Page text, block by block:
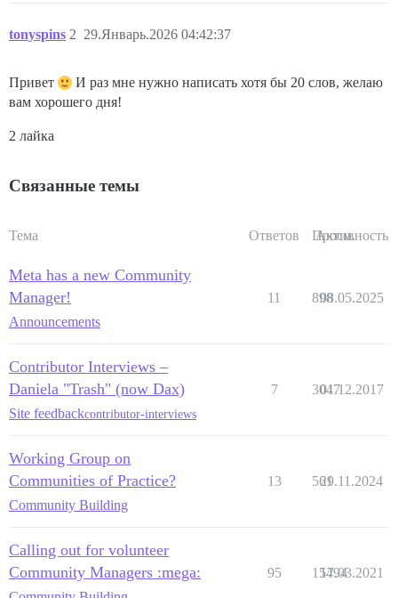
tonyspins 29.Январь.2026 04:42:37
2
Привет
И раз мне нужно написать хотя бы 20 слов, желаю
вам хорошего дня!
2 лайка
Связанные темы
Тема Ответов Просм.
Активность
Meta has a new Community
Manager!
Announcements
11 898
08.05.2025
Contributor Interviews –
Daniela "Trash" (now Dax)
Site feedbackcontributor-interviews
7 3047
01.12.2017
Working Group on
Communities of Practice?
Community Building
13 561
29.11.2024
Calling out for volunteer
Community Managers :mega:
95 15494
17.03.2021